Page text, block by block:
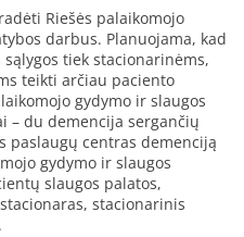
Riešės palaikomojo
darbus. Planuojama, kad
tiek stacionarinėms,
teikti arčiau paciento
gydymo ir slaugos
– du demencija sergančių
paslaugų centras demenciją
gydymo ir slaugos
slaugos palatos,
stacionarinis